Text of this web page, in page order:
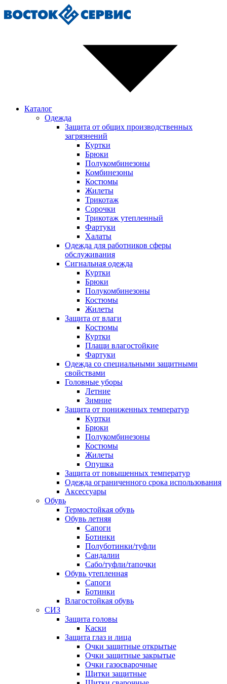
Каталог
Одежда
Защита от общих производственных
загрязнений
Куртки
Брюки
Полукомбинезоны
Комбинезоны
Костюмы
Жилеты
Трикотаж
Сорочки
Трикотаж утепленный
Фартуки
Халаты
Одежда для работников сферы
обслуживания
Сигнальная одежда
Куртки
Брюки
Полукомбинезоны
Костюмы
Жилеты
Защита от влаги
Костюмы
Куртки
Плащи влагостойкие
Фартуки
Одежда со специальными защитными
свойствами
Головные уборы
Летние
Зимние
Защита от пониженных температур
Куртки
Брюки
Полукомбинезоны
Костюмы
Жилеты
Опушка
Защита от повышенных температур
Одежда ограниченного срока использования
Аксессуары
Обувь
Термостойкая обувь
Обувь летняя
Сапоги
Ботинки
Полуботинки/туфли
Сандалии
Сабо/туфли/тапочки
Обувь утепленная
Сапоги
Ботинки
Влагостойкая обувь
СИЗ
Защита головы
Каски
Защита глаз и лица
Очки защитные открытые
Очки защитные закрытые
Очки газосварочные
Щитки защитные